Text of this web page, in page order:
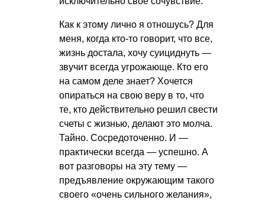
Как к этому лично я отношусь? Для
меня, когда кто-то говорит, что все,
жизнь достала, хочу суициднуть —
звучит всегда угрожающе. Кто его
на самом деле знает? Хочется
опираться на свою веру в то, что
те, кто действительно решил свести
счеты с жизнью, делают это молча.
Тайно. Сосредоточенно. И —
практически всегда — успешно. А
вот разговоры на эту тему —
предъявление окружающим такого
своего «очень сильного желания»,